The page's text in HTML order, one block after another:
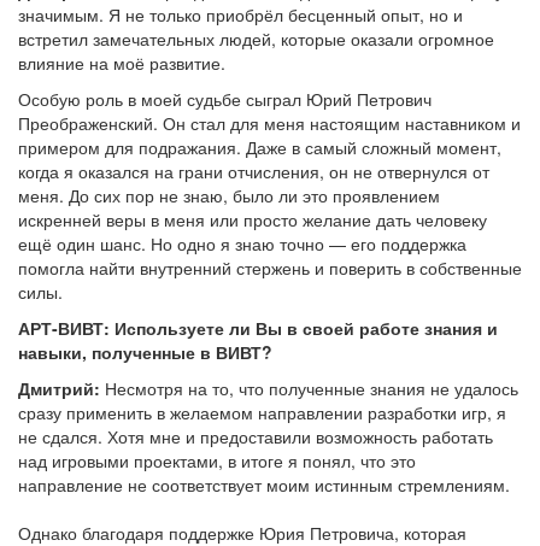
значимым. Я не только приобрёл бесценный опыт, но и
встретил замечательных людей, которые оказали огромное
влияние на моё развитие.
Особую роль в моей судьбе сыграл Юрий Петрович
Преображенский. Он стал для меня настоящим наставником и
примером для подражания. Даже в самый сложный момент,
когда я оказался на грани отчисления, он не отвернулся от
меня. До сих пор не знаю, было ли это проявлением
искренней веры в меня или просто желание дать человеку
ещё один шанс. Но одно я знаю точно — его поддержка
помогла найти внутренний стержень и поверить в собственные
силы.
АРТ-ВИВТ: Используете ли Вы в своей работе знания и
навыки, полученные в ВИВТ?
Дмитрий: Несмотря на то, что полученные знания не удалось
сразу применить в желаемом направлении разработки игр, я
не сдался. Хотя мне и предоставили возможность работать
над игровыми проектами, в итоге я понял, что это
направление не соответствует моим истинным стремлениям.
Однако благодаря поддержке Юрия Петровича, которая